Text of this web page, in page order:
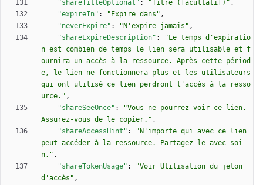
"shareTitleOptional" : "Titre (facultatif)" ,
"expireIn" : "Expire dans" ,
"neverExpire" : "N'expire jamais" ,
"shareExpireDescription" :
"Le temps d'expiratio
n est combien de temps le lien sera utilisable et f
ournira un accès à la ressource. Après cette périod
e, le lien ne fonctionnera plus et les utilisateurs
qui ont utilisé ce lien perdront l'accès à la resso
urce." ,
"shareSeeOnce" :
"Vous ne pourrez voir ce lien.
Assurez-vous de le copier." ,
"shareAccessHint" :
"N'importe qui avec ce lien
peut accéder à la ressource. Partagez-le avec soi
n." ,
"shareTokenUsage" :
"Voir Utilisation du jeton
d'accès" ,